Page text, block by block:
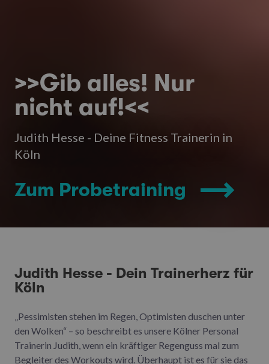
>>Gib alles! Nur
nicht auf!<<
Judith Hesse - Deine Fitness Trainerin in
Köln
Zum Probetraining
Judith Hesse - Dein Trainerherz für
Köln
„Pessimisten stehen im Regen, Optimisten duschen unter
den Wolken“ – so beschreibt es unsere Kölner Personal
Trainerin Judith, wenn ein kräftiger Regenguss mal zum
Begleiter des Workouts wird. Überhaupt ist es für sie das